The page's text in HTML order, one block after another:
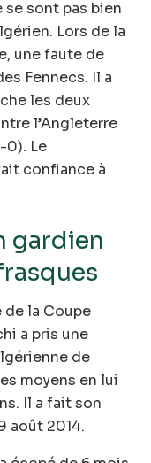
se sont pas bien
Lors de la
une faute de
Fennecs. Il a
les deux
l’Angleterre
0). Le
confiance à
gardien
la Coupe
a pris une
de
moyens en lui
Il a fait son
août 2014.